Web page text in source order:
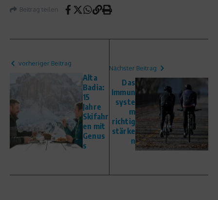
Beitrag teilen
vorheriger Beitrag
Alta
Badia:
15
Jahre
Skifahr
en mit
Genus
s
Nächster Beitrag
Das
Immun
syste
m
richtig
stärke
n